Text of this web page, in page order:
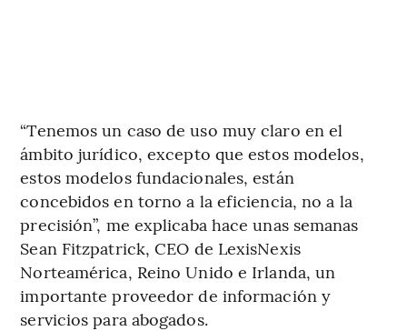
“Tenemos un caso de uso muy claro en el
ámbito jurídico, excepto que estos modelos,
estos modelos fundacionales, están
concebidos en torno a la eficiencia, no a la
precisión”, me explicaba hace unas semanas
Sean Fitzpatrick, CEO de LexisNexis
Norteamérica, Reino Unido e Irlanda, un
importante proveedor de información y
servicios para abogados.